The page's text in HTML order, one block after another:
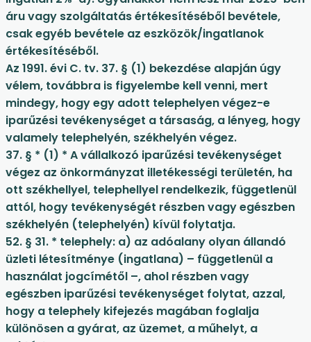
áru vagy szolgáltatás értékesítéséből bevétele,
csak egyéb bevétele az eszközök/ingatlanok
értékesítéséből.
Az 1991. évi C. tv. 37. § (1) bekezdése alapján úgy
vélem, továbbra is figyelembe kell venni, mert
mindegy, hogy egy adott telephelyen végez-e
iparűzési tevékenységet a társaság, a lényeg, hogy
valamely telephelyén, székhelyén végez.
37. § * (1) * A vállalkozó iparűzési tevékenységet
végez az önkormányzat illetékességi területén, ha
ott székhellyel, telephellyel rendelkezik, függetlenül
attól, hogy tevékenységét részben vagy egészben
székhelyén (telephelyén) kívül folytatja.
52. § 31. * telephely: a) az adóalany olyan állandó
üzleti létesítménye (ingatlana) – függetlenül a
használat jogcímétől –, ahol részben vagy
egészben iparűzési tevékenységet folytat, azzal,
hogy a telephely kifejezés magában foglalja
különösen a gyárat, az üzemet, a műhelyt, a